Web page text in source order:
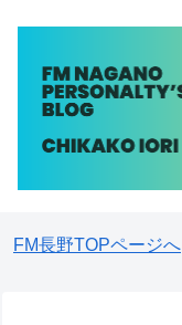
FM長野TOPページへ